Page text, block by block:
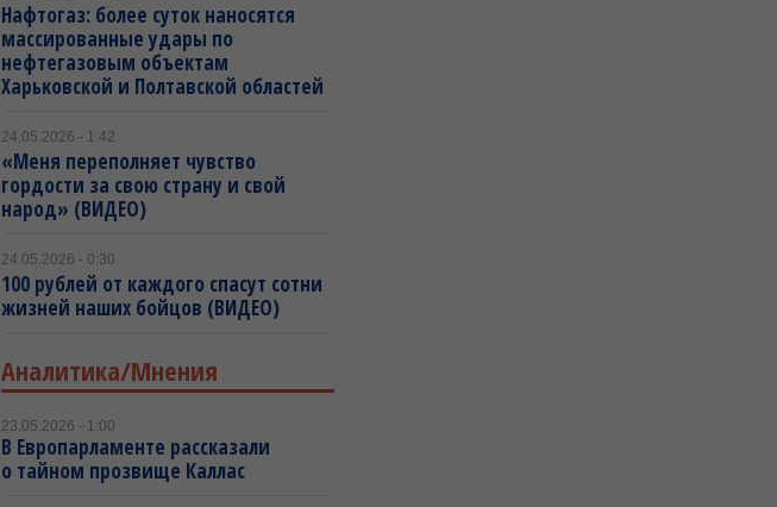
Нафтогаз: более суток наносятся
массированные удары по
нефтегазовым объектам
Харьковской и Полтавской областей
24.05.2026 - 1:42
«Меня переполняет чувство
гордости за свою страну и свой
народ» (ВИДЕО)
24.05.2026 - 0:30
100 рублей от каждого спасут сотни
жизней наших бойцов (ВИДЕО)
Аналитика/Мнения
23.05.2026 - 1:00
В Европарламенте рассказали
о тайном прозвище Каллас